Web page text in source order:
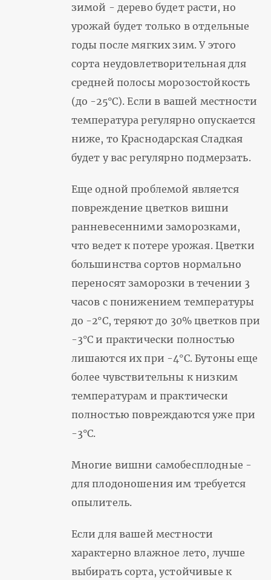
зимой - дерево будет расти, но
урожай будет только в отдельные
годы после мягких зим. У этого
сорта неудовлетворительная для
средней полосы морозостойкость
(до -25°С). Если в вашей местности
температура регулярно опускается
ниже, то Краснодарская Cладкая
будет у вас регулярно подмерзать.
Еще одной проблемой является
повреждение цветков вишни
ранневесенними заморозками,
что ведет к потере урожая. Цветки
большинства сортов нормально
переносят заморозки в течении 3
часов с понижением температуры
до -2°С, теряют до 30% цветков при
-3°С и практически полностью
лишаются их при -4°С. Бутоны еще
более чувствительны к низким
температурам и практически
полностью повреждаются уже при
-3°С.
Многие вишни самобесплодные -
для плодоношения им требуется
опылитель.
Если для вашей местности
характерно влажное лето, лучше
выбирать сорта, устойчивые к